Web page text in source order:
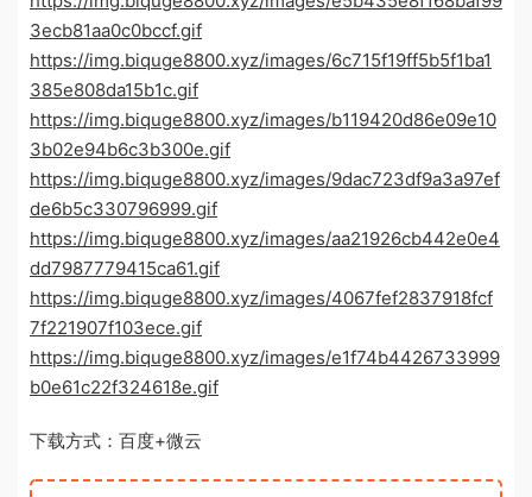
3ecb81aa0c0bccf.gif
https://img.biquge8800.xyz/images/6c715f19ff5b5f1ba1
385e808da15b1c.gif
https://img.biquge8800.xyz/images/b119420d86e09e10
3b02e94b6c3b300e.gif
https://img.biquge8800.xyz/images/9dac723df9a3a97ef
de6b5c330796999.gif
https://img.biquge8800.xyz/images/aa21926cb442e0e4
dd7987779415ca61.gif
https://img.biquge8800.xyz/images/4067fef2837918fcf
7f221907f103ece.gif
https://img.biquge8800.xyz/images/e1f74b4426733999
b0e61c22f324618e.gif
下载方式：百度+微云